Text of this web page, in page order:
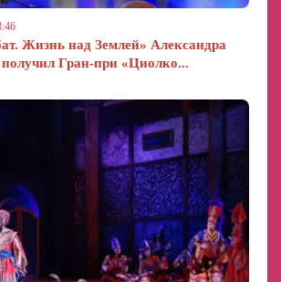
Жизнь над Землей» Александра
Гран-при «Циолко...